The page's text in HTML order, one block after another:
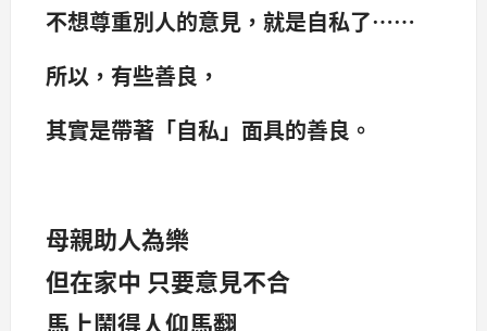
不想尊重別人的意見，就是自私了……
所以，有些善良，
其實是帶著「自私」面具的善良。
母親助人為樂
但在家中 只要意見不合
馬上鬧得人仰馬翻